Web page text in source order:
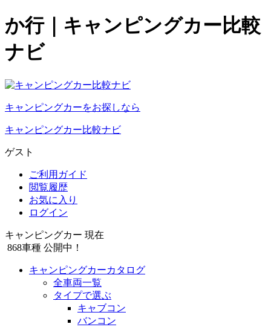
か行｜キャンピングカー比較
ナビ
キャンピングカーをお探しなら
キャンピングカー比較ナビ
ゲスト
ご利用ガイド
閲覧履歴
お気に入り
ログイン
キャンピングカー 現在
868車種 公開中！
キャンピングカーカタログ
全車両一覧
タイプで選ぶ
キャブコン
バンコン